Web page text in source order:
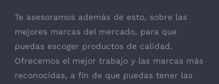
Te asesoramos además de esto, sobre las
mejores marcas del mercado, para que
puedas escoger productos de calidad.
Ofrecemos el mejor trabajo y las marcas más
reconocidas, a fin de que puedas tener las